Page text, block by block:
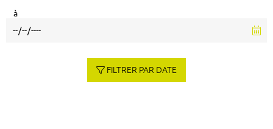
à
FILTRER PAR DATE